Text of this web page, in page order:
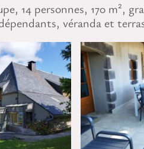
14 personnes, 170 m²,
véranda et